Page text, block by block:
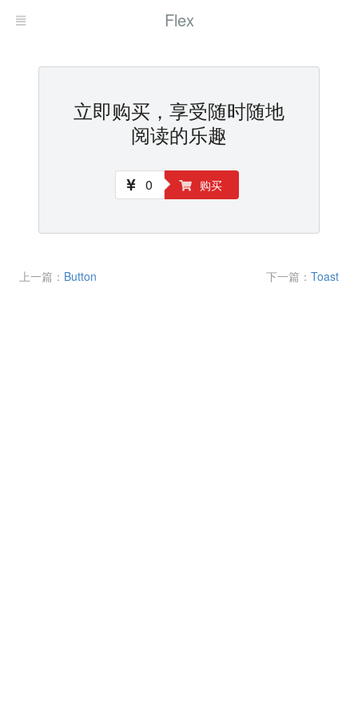
Flex
立即购买，享受随时随地
阅读的乐趣
0 购买
上一篇： Button 下一篇： Toast